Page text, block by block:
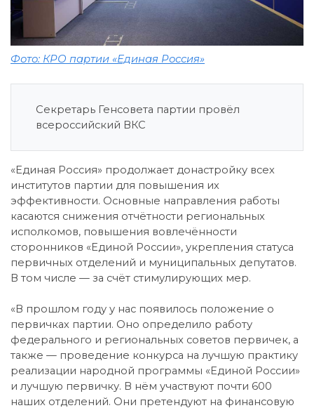
Фото: КРО партии «Единая Россия»
Секретарь Генсовета партии провёл
всероссийский ВКС
«Единая Россия» продолжает донастройку всех
институтов партии для повышения их
эффективности. Основные направления работы
касаются снижения отчётности региональных
исполкомов, повышения вовлечённости
сторонников «Единой России», укрепления статуса
первичных отделений и муниципальных депутатов.
В том числе — за счёт стимулирующих мер.
«В прошлом году у нас появилось положение о
первичках партии. Оно определило работу
федерального и региональных советов первичек, а
также — проведение конкурса на лучшую практику
реализации народной программы «Единой России»
и лучшую первичку. В нём участвуют почти 600
наших отделений. Они претендуют на финансовую